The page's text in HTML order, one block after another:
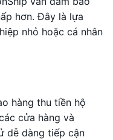
hơn. Đây là lựa
nhỏ hoặc cá nhân
hàng thu tiền hộ
cửa hàng và
dễ dàng tiếp cận